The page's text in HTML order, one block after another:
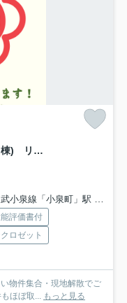
【新築】大泉町仙石第6 ４号棟(全５棟) リーブルガーデン 新築建売分譲
小泉線「小泉町」駅 徒歩43分
評価書付
ロゼット
物件集合・現地解散でご
ほぼ取...
もっと見る